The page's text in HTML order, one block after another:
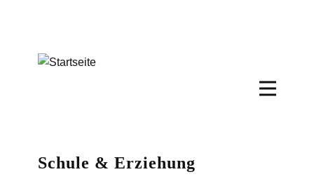
Schule & Erziehung